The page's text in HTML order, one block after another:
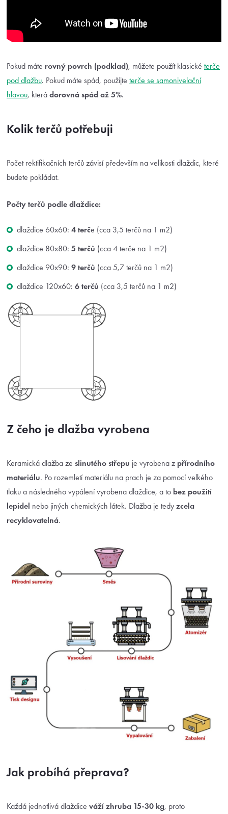
Pokud máte rovný povrch (podklad), můžete použít klasické terče
pod dlažbu. Pokud máte spád, použijte terče se samonivelační
hlavou, která dorovná spád až 5%.
Kolik terčů potřebuji
Počet rektifikačních terčů závisí především na velikosti dlaždic, které
budete pokládat.
Počty terčů podle dlaždice:
dlaždice 60x60: 4 terče (cca 3,5 terčů na 1 m2)
dlaždice 80x80: 5 terčů (cca 4 terče na 1 m2)
dlaždice 90x90: 9 terčů (cca 5,7 terčů na 1 m2)
dlaždice 120x60: 6 terčů (cca 3,5 terčů na 1 m2)
Z čeho je dlažba vyrobena
Keramická dlažba ze slinutého střepu je vyrobena z přírodního
materiálu. Po rozemletí materiálu na prach je za pomocí velkého
tlaku a následného vypálení vyrobena dlaždice, a to bez použití
lepidel nebo jiných chemických látek. Dlažba je tedy zcela
recyklovatelná.
Jak probíhá přeprava?
Každá jednotlivá dlaždice váží zhruba 15-30 kg, proto